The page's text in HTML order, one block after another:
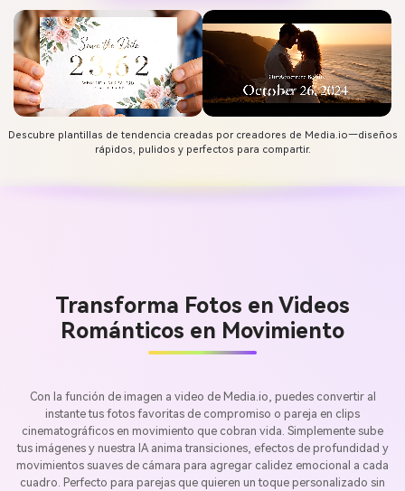
Descubre plantillas de tendencia creadas por creadores de Media.io—diseños
rápidos, pulidos y perfectos para compartir.
Transforma Fotos en Videos
Románticos en Movimiento
Con la función de imagen a video de Media.io, puedes convertir al
instante tus fotos favoritas de compromiso o pareja en clips
cinematográficos en movimiento que cobran vida. Simplemente sube
tus imágenes y nuestra IA anima transiciones, efectos de profundidad y
movimientos suaves de cámara para agregar calidez emocional a cada
cuadro. Perfecto para parejas que quieren un toque personalizado sin